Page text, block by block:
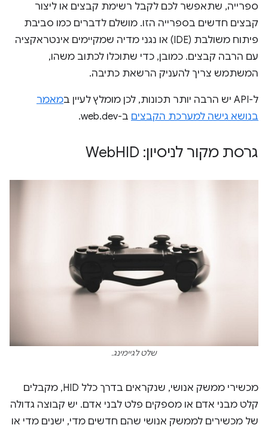
ספרייה, שתאפשר לכם לקבל רשימת קבצים או ליצור
קבצים חדשים בספרייה הזו. מושלם לדברים כמו סביבת
פיתוח משולבת (IDE) או נגני מדיה שמקיימים אינטראקציה
עם הרבה קבצים. כמובן, כדי שתוכלו לכתוב משהו,
המשתמש צריך להעניק הרשאת כתיבה.
ל-API יש הרבה יותר תכונות, לכן מומלץ לעיין ב
מאמר
בנושא גישה למערכת הקבצים ב-web.dev.
גרסת מקור לניסיון: Web HID
שלט לגיימינג.
מכשירי ממשק אנושי, שנקראים בדרך כלל HID, מקבלים
קלט מבני אדם או מספקים פלט לבני אדם. יש קבוצה גדולה
של מכשירים לממשק אנושי שהם חדשים מדי, ישנים מדי או